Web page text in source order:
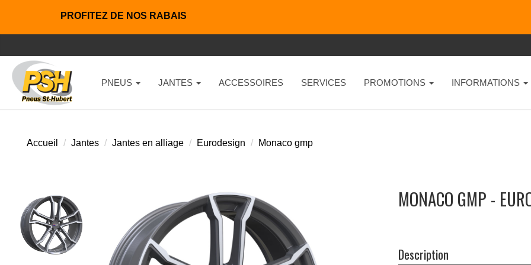
PROFITEZ DE NOS RABAIS
PNEUS JANTES ACCESSOIRES SERVICES PROMOTIONS INFORMATIONS
Accueil Jantes Jantes en alliage Eurodesign Monaco gmp
MONACO GMP -
Description